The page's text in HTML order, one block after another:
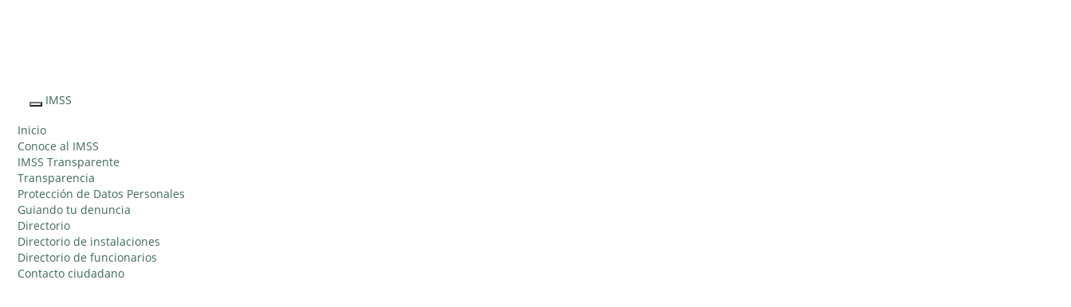
Interruptor
Navegación
IMSS
Inicio
Conoce al IMSS
IMSS Transparente
Transparencia
Protección de Datos Personales
Guiando tu denuncia
Directorio
Directorio de instalaciones
Directorio de funcionarios
Contacto ciudadano